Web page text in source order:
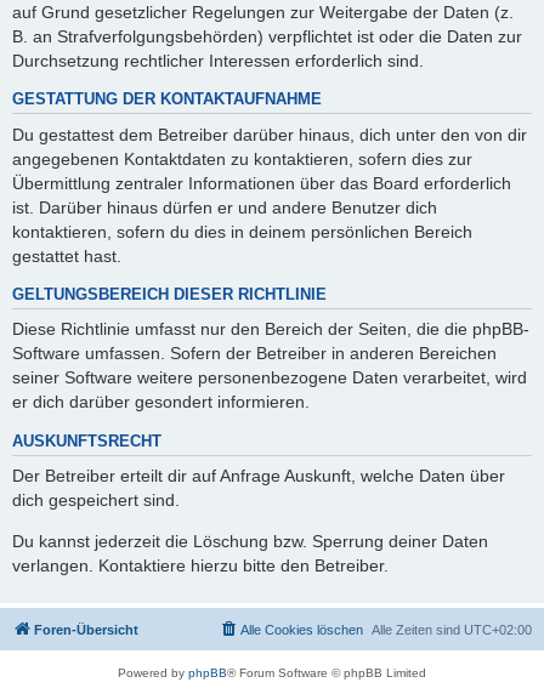
auf Grund gesetzlicher Regelungen zur Weitergabe der Daten (z.
B. an Strafverfolgungsbehörden) verpflichtet ist oder die Daten zur
Durchsetzung rechtlicher Interessen erforderlich sind.
GESTATTUNG DER KONTAKTAUFNAHME
Du gestattest dem Betreiber darüber hinaus, dich unter den von dir
angegebenen Kontaktdaten zu kontaktieren, sofern dies zur
Übermittlung zentraler Informationen über das Board erforderlich
ist. Darüber hinaus dürfen er und andere Benutzer dich
kontaktieren, sofern du dies in deinem persönlichen Bereich
gestattet hast.
GELTUNGSBEREICH DIESER RICHTLINIE
Diese Richtlinie umfasst nur den Bereich der Seiten, die die phpBB-
Software umfassen. Sofern der Betreiber in anderen Bereichen
seiner Software weitere personenbezogene Daten verarbeitet, wird
er dich darüber gesondert informieren.
AUSKUNFTSRECHT
Der Betreiber erteilt dir auf Anfrage Auskunft, welche Daten über
dich gespeichert sind.
Du kannst jederzeit die Löschung bzw. Sperrung deiner Daten
verlangen. Kontaktiere hierzu bitte den Betreiber.
Foren-Übersicht Alle Zeiten sind UTC+02:00
Alle Cookies löschen
Powered by phpBB® Forum Software © phpBB Limited